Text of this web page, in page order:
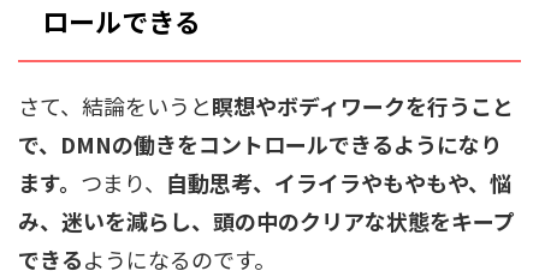
ロールできる
さて、結論をいうと瞑想やボディワークを行うこと
で、DMNの働きをコントロールできるようになり
ます。 つまり、 自動思考、イライラやもやもや、悩
み、迷いを減らし、頭の中のクリアな状態をキープ
できるようになるのです。